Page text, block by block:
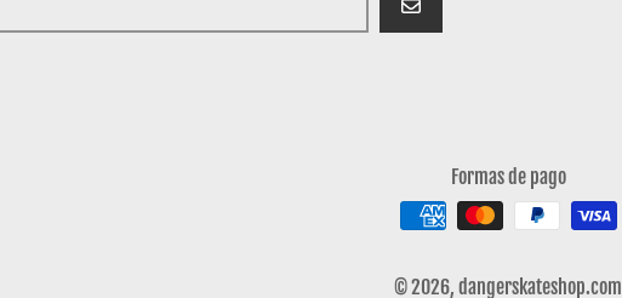
SUSCRIBIRSE
Formas de pago
© 2026, dangerskateshop.com